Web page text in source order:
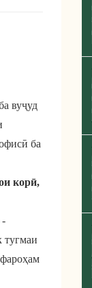
вуҷуд
ба
корӣ,
-
тугмаи